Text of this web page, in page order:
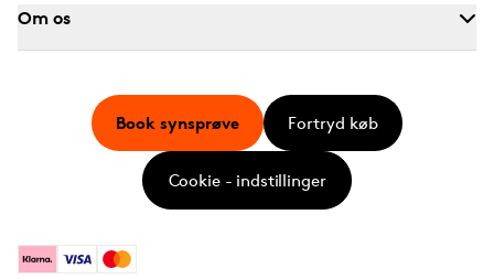
Om os
KlarnaVisa Mastercard
Book synsprøve Fortryd køb
Cookie - indstillinger